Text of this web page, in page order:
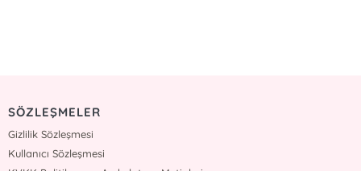
SÖZLEŞMELER
Gizlilik Sözleşmesi
Kullanıcı Sözleşmesi